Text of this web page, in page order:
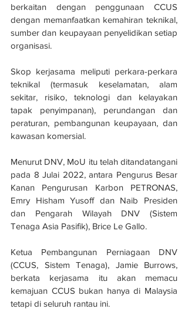
berkaitan dengan penggunaan CCUS
dengan memanfaatkan kemahiran teknikal,
sumber dan keupayaan penyelidikan setiap
organisasi.
Skop kerjasama meliputi perkara-perkara
teknikal (termasuk keselamatan, alam
sekitar, risiko, teknologi dan kelayakan
tapak penyimpanan), perundangan dan
peraturan, pembangunan keupayaan, dan
kawasan komersial.
Menurut DNV, MoU itu telah ditandatangani
pada 8 Julai 2022, antara Pengurus Besar
Kanan Pengurusan Karbon PETRONAS,
Emry Hisham Yusoff dan Naib Presiden
dan Pengarah Wilayah DNV (Sistem
Tenaga Asia Pasifik), Brice Le Gallo.
Ketua Pembangunan Perniagaan DNV
(CCUS, Sistem Tenaga), Jamie Burrows,
berkata kerjasama itu akan memacu
kemajuan CCUS bukan hanya di Malaysia
tetapi di seluruh rantau ini.